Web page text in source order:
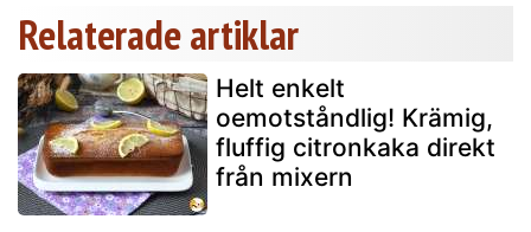
Relaterade artiklar
Helt enkelt
oemotståndlig! Krämig,
fluffig citronkaka direkt
från mixern